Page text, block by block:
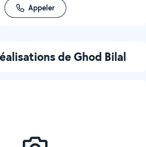
Appeler
de Ghod Bilal